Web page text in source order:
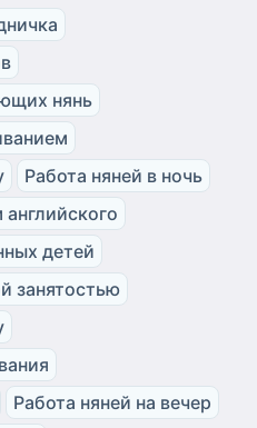
нянь
Работа няней в ночь
детей
занятостью
Работа няней на вечер